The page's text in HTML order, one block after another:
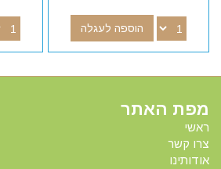
הוספה לעגלה
מפת האתר
ראשי
צרו קשר
אודותינו